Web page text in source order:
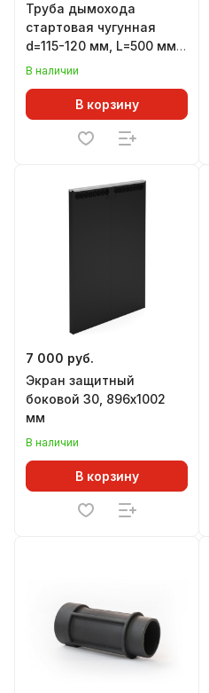
Труба дымохода
стартовая чугунная
d=115-120 мм, L=500 мм,
для печей ВЕЗУВИЙ
В наличии
В корзину
7 000 руб.
Экран защитный
боковой 30, 896х1002
мм
В наличии
В корзину